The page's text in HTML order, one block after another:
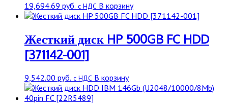
19,694.69 руб. с НДС В корзину
Жесткий диск HP 500GB FC HDD
[371142-001]
9,542.00 руб. с НДС В корзину